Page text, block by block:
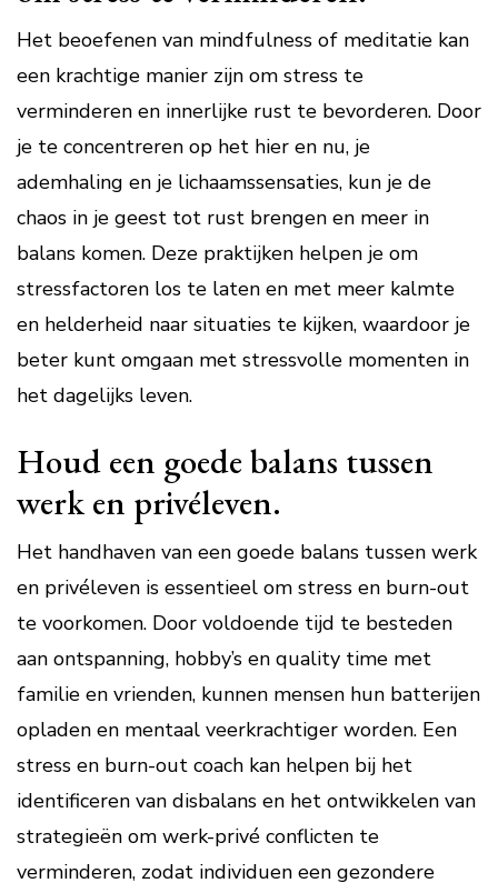
Het beoefenen van mindfulness of meditatie kan
een krachtige manier zijn om stress te
verminderen en innerlijke rust te bevorderen. Door
je te concentreren op het hier en nu, je
ademhaling en je lichaamssensaties, kun je de
chaos in je geest tot rust brengen en meer in
balans komen. Deze praktijken helpen je om
stressfactoren los te laten en met meer kalmte
en helderheid naar situaties te kijken, waardoor je
beter kunt omgaan met stressvolle momenten in
het dagelijks leven.
Houd een goede balans tussen
werk en privéleven.
Het handhaven van een goede balans tussen werk
en privéleven is essentieel om stress en burn-out
te voorkomen. Door voldoende tijd te besteden
aan ontspanning, hobby’s en quality time met
familie en vrienden, kunnen mensen hun batterijen
opladen en mentaal veerkrachtiger worden. Een
stress en burn-out coach kan helpen bij het
identificeren van disbalans en het ontwikkelen van
strategieën om werk-privé conflicten te
verminderen, zodat individuen een gezondere